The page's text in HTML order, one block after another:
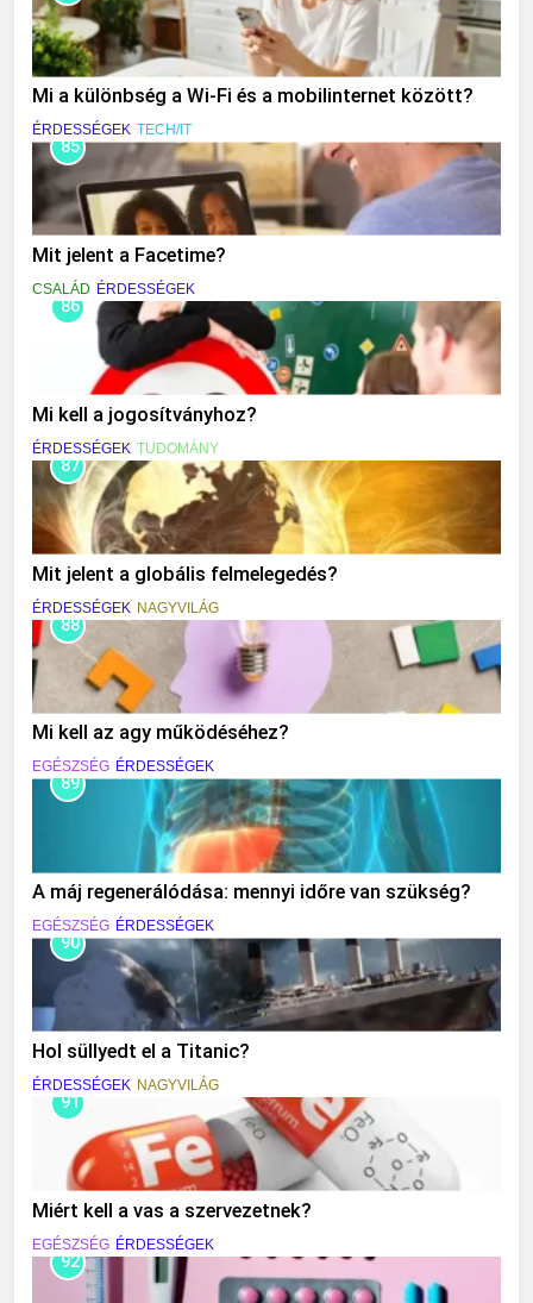
Mi a különbség a Wi-Fi és a mobilinternet között?
ÉRDESSÉGEK TECH/IT
85
Mit jelent a Facetime?
CSALÁD ÉRDESSÉGEK
86
Mi kell a jogosítványhoz?
ÉRDESSÉGEK TUDOMÁNY
87
Mit jelent a globális felmelegedés?
ÉRDESSÉGEK NAGYVILÁG
88
Mi kell az agy működéséhez?
EGÉSZSÉG ÉRDESSÉGEK
89
A máj regenerálódása: mennyi időre van szükség?
EGÉSZSÉG ÉRDESSÉGEK
90
Hol süllyedt el a Titanic?
ÉRDESSÉGEK NAGYVILÁG
91
Miért kell a vas a szervezetnek?
EGÉSZSÉG ÉRDESSÉGEK
92